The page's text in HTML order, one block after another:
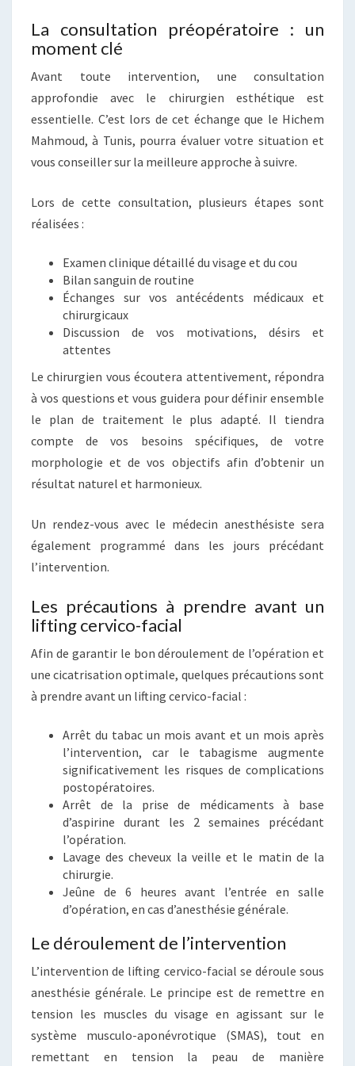
La consultation préopératoire : un
moment clé
Avant toute intervention, une consultation
approfondie avec le chirurgien esthétique est
essentielle. C’est lors de cet échange que le Hichem
Mahmoud, à Tunis, pourra évaluer votre situation et
vous conseiller sur la meilleure approche à suivre.
Lors de cette consultation, plusieurs étapes sont
réalisées :
Examen clinique détaillé du visage et du cou
Bilan sanguin de routine
Échanges sur vos antécédents médicaux et
chirurgicaux
Discussion de vos motivations, désirs et
attentes
Le chirurgien vous écoutera attentivement, répondra
à vos questions et vous guidera pour définir ensemble
le plan de traitement le plus adapté. Il tiendra
compte de vos besoins spécifiques, de votre
morphologie et de vos objectifs afin d’obtenir un
résultat naturel et harmonieux.
Un rendez-vous avec le médecin anesthésiste sera
également programmé dans les jours précédant
l’intervention.
Les précautions à prendre avant un
lifting cervico-facial
Afin de garantir le bon déroulement de l’opération et
une cicatrisation optimale, quelques précautions sont
à prendre avant un lifting cervico-facial :
Arrêt du tabac un mois avant et un mois après
l’intervention, car le tabagisme augmente
significativement les risques de complications
postopératoires.
Arrêt de la prise de médicaments à base
d’aspirine durant les 2 semaines précédant
l’opération.
Lavage des cheveux la veille et le matin de la
chirurgie.
Jeûne de 6 heures avant l’entrée en salle
d’opération, en cas d’anesthésie générale.
Le déroulement de l’intervention
L’intervention de lifting cervico-facial se déroule sous
anesthésie générale. Le principe est de remettre en
tension les muscles du visage en agissant sur le
système musculo-aponévrotique (SMAS), tout en
remettant en tension la peau de manière